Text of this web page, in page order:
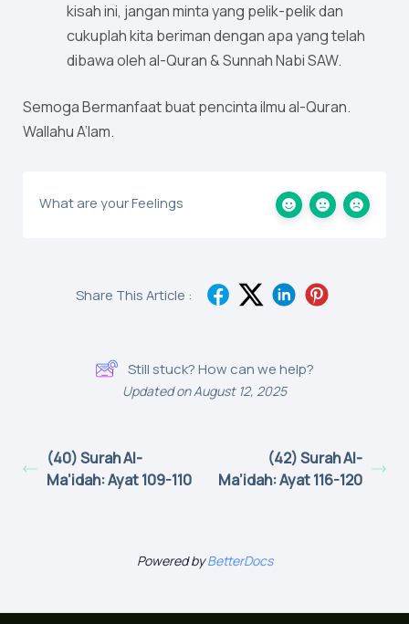
kisah ini, jangan minta yang pelik-pelik dan
cukuplah kita beriman dengan apa yang telah
dibawa oleh al-Quran & Sunnah Nabi SAW.
Semoga Bermanfaat buat pencinta ilmu al-Quran.
Wallahu A’lam.
What are your Feelings
Share This Article :
Still stuck? How can we help?
Updated on August 12, 2025
(40) Surah Al-
Ma’idah: Ayat 109-110
(42) Surah Al-
Ma’idah: Ayat 116-120
Powered byBetterDocs